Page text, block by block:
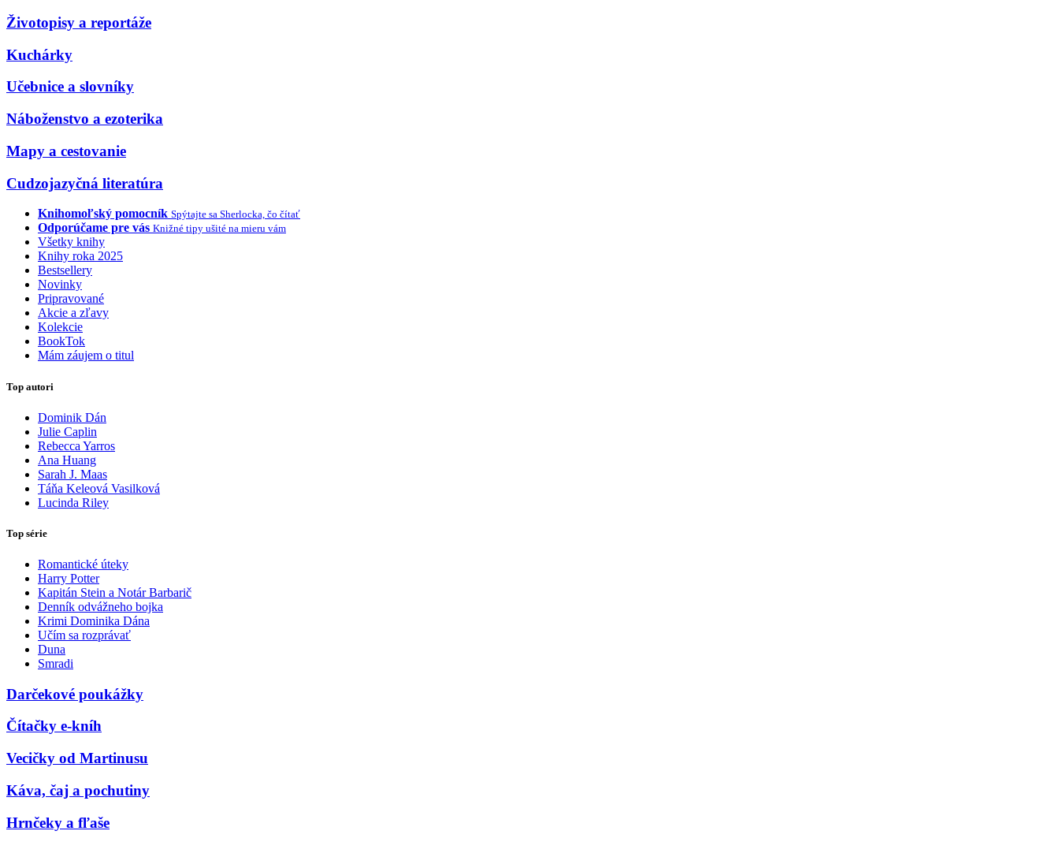
Životopisy a reportáže
Kuchárky
Učebnice a slovníky
Náboženstvo a ezoterika
Mapy a cestovanie
Cudzojazyčná literatúra
Knihomoľský pomocník Spýtajte sa Sherlocka, čo čítať
Odporúčame pre vás Knižné tipy ušité na mieru vám
Všetky knihy
Knihy roka 2025
Bestsellery
Novinky
Pripravované
Akcie a zľavy
Kolekcie
BookTok
Mám záujem o titul
Top autori
Dominik Dán
Julie Caplin
Rebecca Yarros
Ana Huang
Sarah J. Maas
Táňa Keleová Vasilková
Lucinda Riley
Top série
Romantické úteky
Harry Potter
Kapitán Stein a Notár Barbarič
Denník odvážneho bojka
Krimi Dominika Dána
Učím sa rozprávať
Duna
Smradi
Darčekové poukážky
Čítačky e-kníh
Vecičky od Martinusu
Káva, čaj a pochutiny
Hrnčeky a fľaše